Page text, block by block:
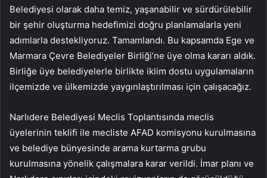
Belediyesi olarak daha temiz, yaşanabilir ve sürdürülebilir
bir şehir oluşturma hedefimizi doğru planlamalarla yeni
adımlarla destekliyoruz. Tamamlandı. Bu kapsamda Ege ve
Marmara Çevre Belediyeler Birliği’ne üye olma kararı aldık.
Birliğe üye belediyelerle birlikte iklim dostu uygulamaların
ilçemizde ve ülkemizde yaygınlaştırılması için çalışacağız.
Narlıdere Belediyesi Meclis Toplantısında meclis
üyelerinin teklifi ile mecliste AFAD komisyonu kurulmasına
ve belediye bünyesinde arama kurtarma grubu
kurulmasına yönelik çalışmalara karar verildi. İmar planı ve